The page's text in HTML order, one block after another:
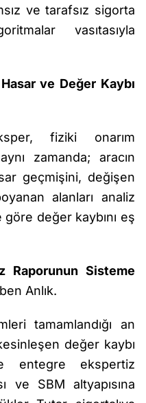
ve tarafsız sigorta
vasıtasıyla
ve Değer Kaybı
fiziki onarım
zamanda; aracın
geçmişini, değişen
alanları analiz
değer kaybını eş
Raporunun Sisteme
Anlık.
tamamlandığı an
değer kaybı
entegre ekspertiz
ve SBM altyapısına